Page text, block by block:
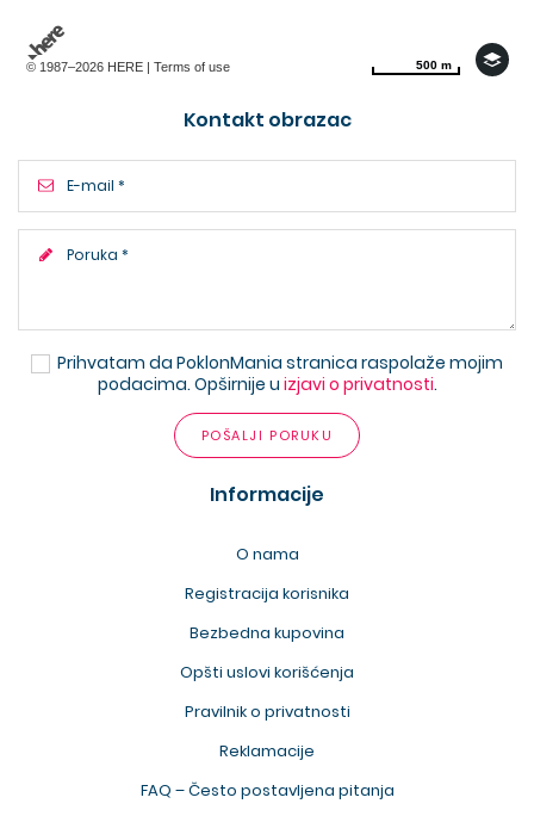
© 1987–2026 HERE | Terms of use 500 m
500 m
Kontakt obrazac
Prihvatam da PoklonMania stranica raspolaže mojim
podacima. Opširnije u izjavi o privatnosti.
POŠALJI PORUKU
Informacije
O nama
Registracija korisnika
Bezbedna kupovina
Opšti uslovi korišćenja
Pravilnik o privatnosti
Reklamacije
FAQ – Često postavljena pitanja